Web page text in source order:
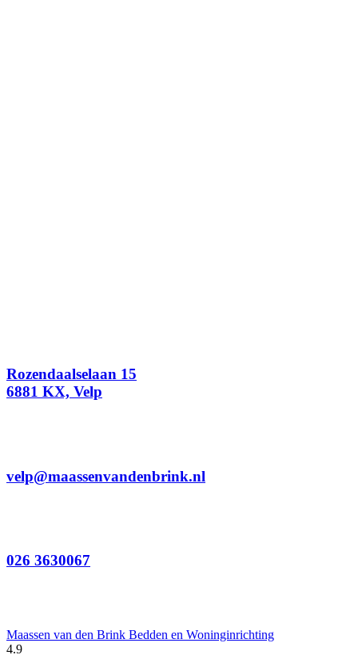
Rozendaalselaan 15
6881 KX, Velp
velp@maassenvandenbrink.nl
026 3630067
Maassen van den Brink Bedden en Woninginrichting
4.9